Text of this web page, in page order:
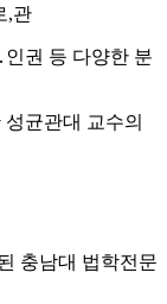
,관
․ 인권 등 다양한 분
균관대 교수의
충남대 법학전문